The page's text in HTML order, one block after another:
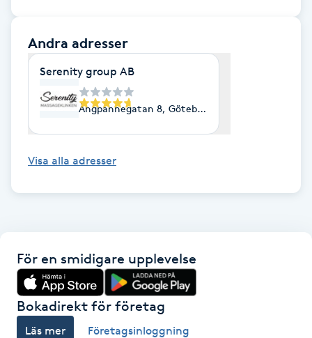
Kiropraktik
Klangmassage
Klippning & Slingor
Klippning ungdom
Kosmetisk tatuering
Kostrådgivning
Andra adresser
Serenity group AB
Ångpannegatan 8, Göteborg
Visa alla adresser
För en smidigare upplevelse
Bokadirekt för företag
Läs mer Företagsinloggning